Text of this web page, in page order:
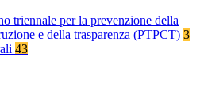
triennale per la prevenzione della
e della trasparenza (PTPCT) 3
43